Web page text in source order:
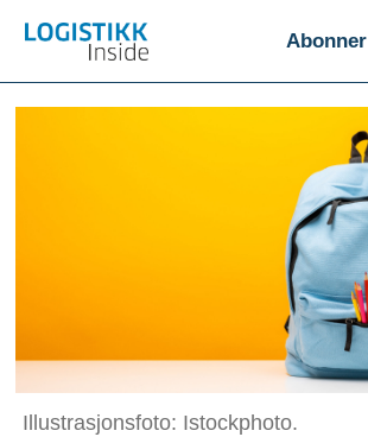
Abonner
Illustrasjonsfoto: Istockphoto.